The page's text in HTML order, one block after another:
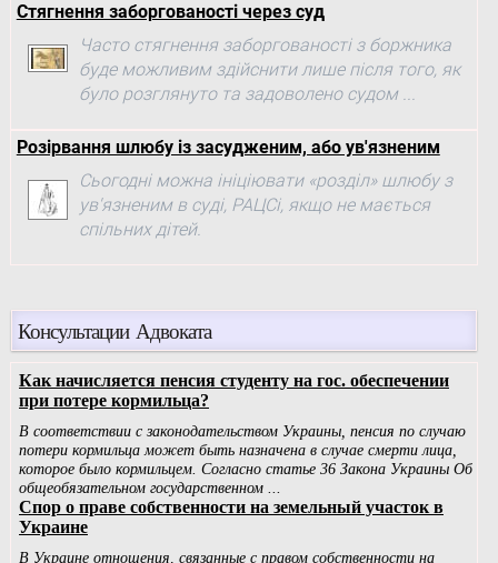
Стягнення заборгованості через суд
Часто стягнення заборгованості з боржника
буде можливим здійснити лише після того, як
було розглянуто та задоволено судом ...
Розірвання шлюбу із засудженим, або ув'язненим
Сьогодні можна ініціювати «розділ» шлюбу з
ув'язненим в суді, РАЦСі, якщо не мається
спільних дітей.
Консультации Адвоката